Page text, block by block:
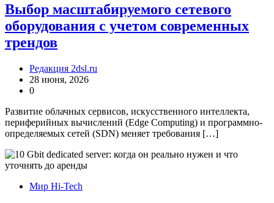
Выбор масштабируемого сетевого
оборудования с учетом современных
трендов
Редакция 2dsl.ru
28 июня, 2026
0
Развитие облачных сервисов, искусственного интеллекта,
периферийных вычислений (Edge Computing) и программно-
определяемых сетей (SDN) меняет требования […]
Мир Hi-Tech